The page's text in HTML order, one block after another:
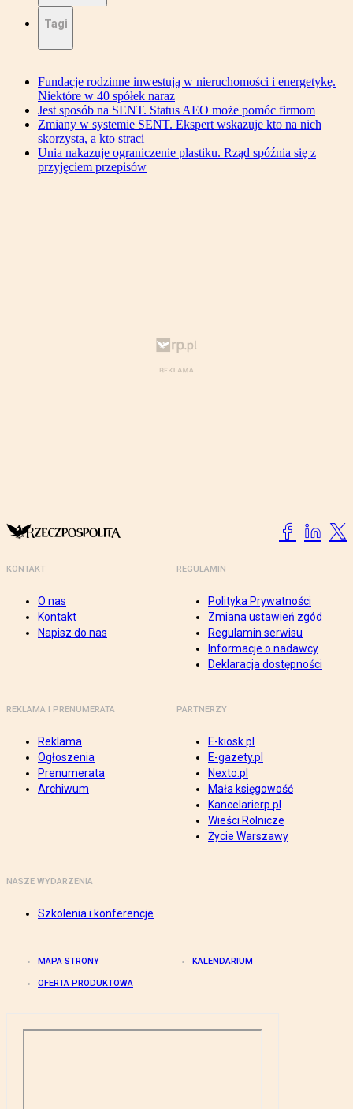
Tagi
Fundacje rodzinne inwestują w nieruchomości i energetykę.
Niektóre w 40 spółek naraz
Jest sposób na SENT. Status AEO może pomóc firmom
Zmiany w systemie SENT. Ekspert wskazuje kto na nich
skorzysta, a kto straci
Unia nakazuje ograniczenie plastiku. Rząd spóźnia się z
przyjęciem przepisów
KONTAKT
O nas
Kontakt
Napisz do nas
REGULAMIN
Polityka Prywatności
Zmiana ustawień zgód
Regulamin serwisu
Informacje o nadawcy
Deklaracja dostępności
REKLAMA I PRENUMERATA
Reklama
Ogłoszenia
Prenumerata
Archiwum
PARTNERZY
E-kiosk.pl
E-gazety.pl
Nexto.pl
Mała księgowość
Kancelarierp.pl
Wieści Rolnicze
Życie Warszawy
NASZE WYDARZENIA
Szkolenia i konferencje
MAPA STRONY KALENDARIUM
OFERTA PRODUKTOWA